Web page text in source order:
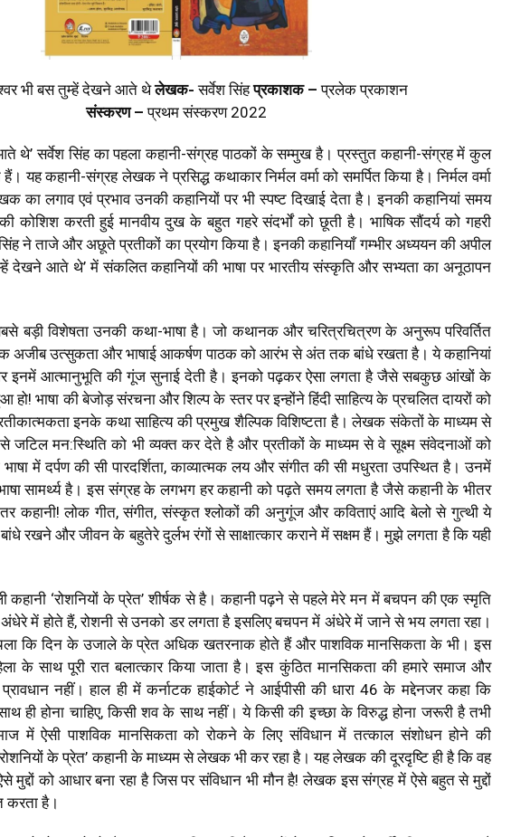
भी बस तुम्हें देखने आते थेलेखक- सर्वेश सिंहप्रकाशक – प्रलेक प्रकाशन
संस्करण –प्रथम संस्करण 2022
थे’ सर्वेश सिंह का पहला कहानी-संग्रह पाठकों के सम्मुख है। प्रस्तुत कहानी-संग्रह में कुल
यह कहानी-संग्रह लेखक ने प्रसिद्ध कथाकार निर्मल वर्मा को समर्पित किया है। निर्मल वर्मा
का लगाव एवं प्रभाव उनकी कहानियों पर भी स्पष्ट दिखाई देता है। इनकी कहानियां समय
कोशिश करती हुई मानवीय दुख के बहुत गहरे संदर्भों को छूती है। भाषिक सौंदर्य को गहरी
ने ताजे और अछूते प्रतीकों का प्रयोग किया है। इनकी कहानियाँ गम्भीर अध्ययन की अपील
देखने आते थे’ में संकलित कहानियों की भाषा पर भारतीय संस्कृति और सभ्यता का अनूठापन
बड़ी विशेषता उनकी कथा-भाषा है। जो कथानक और चरित्रचित्रण के अनुरूप परिवर्तित
एक अजीब उत्सुकता और भाषाई आकर्षण पाठक को आरंभ से‌ अंत तक बांधे रखता है। ये कहानियां
इनमें आत्मानुभूति की गूंज सुनाई देती है। इनको पढ़कर ऐसा लगता है जैसे सबकुछ आंखों के
हो! भाषा की बेजोड़ संरचना और शिल्प के स्तर पर इन्होंने हिंदी साहित्य के प्रचलित दायरों को
इनके कथा साहित्य की प्रमुख शैल्पिक विशिष्टता है। लेखक संकेतों के माध्यम से
जटिल मन:स्थिति को भी व्यक्त कर देते है और प्रतीकों के माध्यम से वे सूक्ष्म संवेदनाओं को
में दर्पण की सी पारदर्शिता, काव्यात्मक लय और संगीत की सी मधुरता उपस्थित है। उनमें
भाषा सामर्थ्य है। इस संग्रह के लगभग हर कहानी को पढ़ते समय लगता है जैसे कहानी के भीतर
कहानी! लोक गीत, संगीत, संस्कृत श्लोकों की अनुगूंज और कविताएं आदि बेलो से गुत्थी ये
रखने और जीवन के बहुतेरे दुर्लभ रंगों से साक्षात्कार कराने में सक्षम हैं। मुझे लगता है कि यही
कहानी ‘रोशनियों के प्रेत’ शीर्षक से है। कहानी पढ़ने से पहले मेरे मन में बचपन की एक स्मृति
में होते हैं, रोशनी से उनको डर लगता है इसलिए बचपन में अंधेरे में जाने से भय लगता रहा।
कि दिन के उजाले के प्रेत अधिक खतरनाक होते हैं और पाशविक मानसिकता के भी। इस
के साथ पूरी रात बलात्कार किया जाता है। इस कुंठित मानसिकता की हमारे समाज और
नहीं। हाल ही में कर्नाटक हाईकोर्ट ने आईपीसी की धारा 46 के मद्देनजर कहा कि
ही होना चाहिए, किसी शव के साथ नहीं। ये किसी की इच्छा के विरुद्ध होना जरूरी है तभी
में ऐसी पाशविक मानसिकता को रोकने के लिए संविधान में तत्काल संशोधन होने की
के प्रेत’ कहानी के माध्यम से लेखक भी कर रहा है। यह लेखक की दूरदृष्टि ही है कि वह
को आधार बना रहा है जिस पर संविधान भी मौन है! लेखक इस संग्रह में ऐसे बहुत से मुद्दों
करता है।